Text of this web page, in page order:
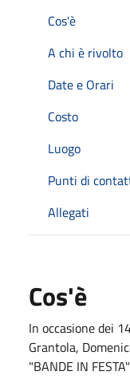
Cos'è
A chi è rivolto
Date e Orari
Costo
Luogo
Punti di
Allegati
Cos'è
In occasione dei
Grantola,
"BANDE IN